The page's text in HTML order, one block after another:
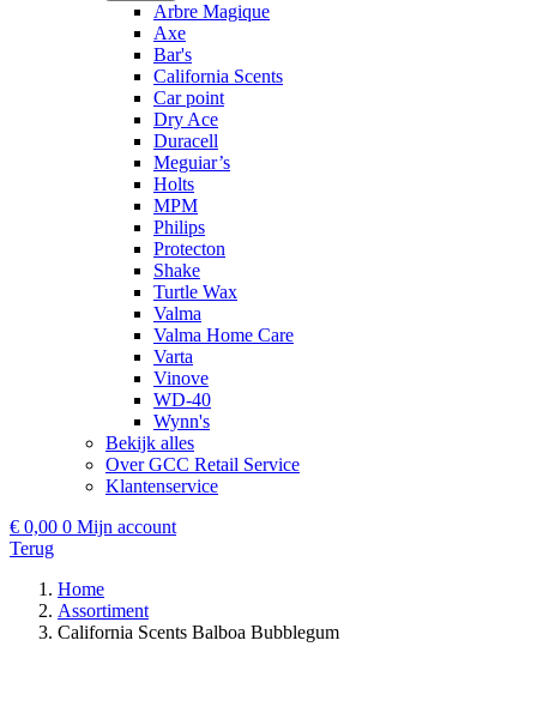
Arbre Magique
Axe
Bar's
California Scents
Car point
Dry Ace
Duracell
Meguiar’s
Holts
MPM
Philips
Protecton
Shake
Turtle Wax
Valma
Valma Home Care
Varta
Vinove
WD-40
Wynn's
Bekijk alles
Over GCC Retail Service
Klantenservice
€ 0,00 0 Mijn account
Terug
Home
Assortiment
California Scents Balboa Bubblegum